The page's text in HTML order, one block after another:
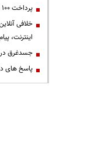
پرداخت ۱۰۰ درصد پاداش پایان خدمت فرهنگیان
خلافی
اینترنت،
جسدغرق
پاسخ های